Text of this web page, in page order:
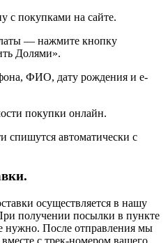
с покупками на сайте.
— нажмите кнопку
Долями».
ФИО, дату рождения и e-
покупки онлайн.
спишутся автоматически с
осуществляется в нашу
получении посылки в пункте
нужно. После отправления мы